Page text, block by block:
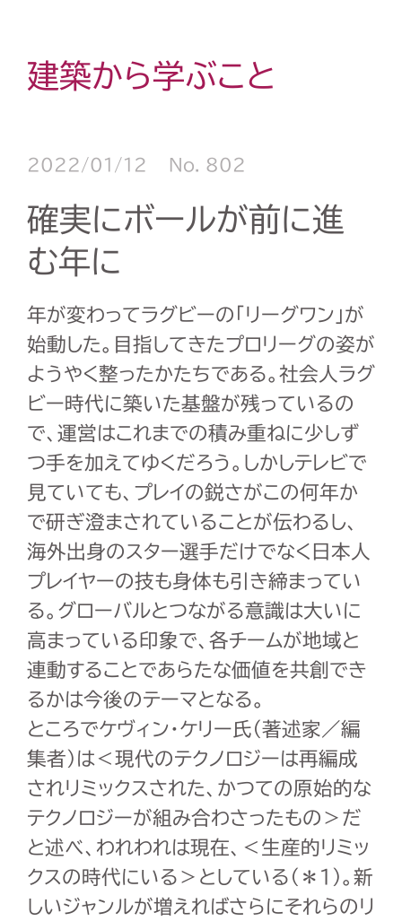
建築から学ぶこと
2022/01/12 No. 802
確実にボールが前に進
む年に
年が変わってラグビーの「リーグワン」が
始動した。目指してきたプロリーグの姿が
ようやく整ったかたちである。社会人ラグ
ビー時代に築いた基盤が残っているの
で、運営はこれまでの積み重ねに少しず
つ手を加えてゆくだろう。しかしテレビで
見ていても、プレイの鋭さがこの何年か
で研ぎ澄まされていることが伝わるし、
海外出身のスター選手だけでなく日本人
プレイヤーの技も身体も引き締まってい
る。グローバルとつながる意識は大いに
高まっている印象で、各チームが地域と
連動することであらたな価値を共創でき
るかは今後のテーマとなる。
ところでケヴィン・ケリー氏（著述家／編
集者）は＜現代のテクノロジーは再編成
されリミックスされた、かつての原始的な
テクノロジーが組み合わさったもの＞だ
と述べ、われわれは現在、＜生産的リミッ
クスの時代にいる＞としている（＊ 1 ）。新
しいジャンルが増えればさらにそれらのリ